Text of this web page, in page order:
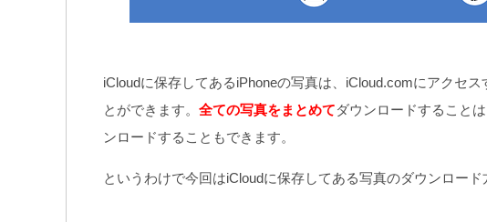
iCloudに保存してあるiPhoneの写真は、iCloud.comにアクセ
とができます。 全ての写真をまとめてダウンロードすることは
ンロードすることもできます。
というわけで今回はiCloudに保存してある写真のダウンロード